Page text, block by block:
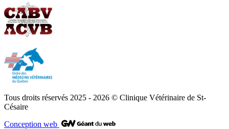
Tous droits réservés 2025 - 2026 © Clinique Vétérinaire de St-
Césaire
Conception web